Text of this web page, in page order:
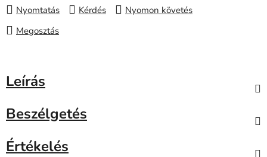
Nyomtatás Kérdés
Nyomon követés
Megosztás
Leírás
Beszélgetés
Értékelés